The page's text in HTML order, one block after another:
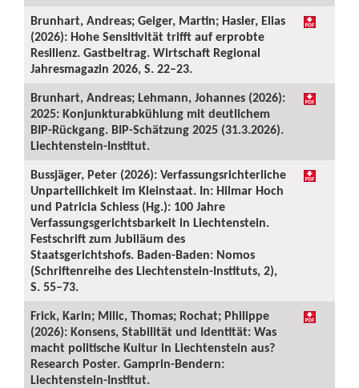
Brunhart, Andreas; Geiger, Martin; Hasler, Elias
(2026): Hohe Sensitivität trifft auf erprobte
Resilienz. Gastbeitrag. Wirtschaft Regional
Jahresmagazin 2026, S. 22–23.
Brunhart, Andreas; Lehmann, Johannes (2026):
2025: Konjunkturabkühlung mit deutlichem
BIP-Rückgang. BIP-Schätzung 2025 (31.3.2026).
Liechtenstein-Institut.
Bussjäger, Peter (2026): Verfassungsrichterliche
Unparteilichkeit im Kleinstaat. In: Hilmar Hoch
und Patricia Schiess (Hg.): 100 Jahre
Verfassungsgerichtsbarkeit in Liechtenstein.
Festschrift zum Jubiläum des
Staatsgerichtshofs. Baden-Baden: Nomos
(Schriftenreihe des Liechtenstein-Instituts, 2),
S. 55–73.
Frick, Karin; Milic, Thomas; Rochat; Philippe
(2026): Konsens, Stabilität und Identität: Was
macht politische Kultur in Liechtenstein aus?
Research Poster. Gamprin-Bendern:
Liechtenstein-Institut.